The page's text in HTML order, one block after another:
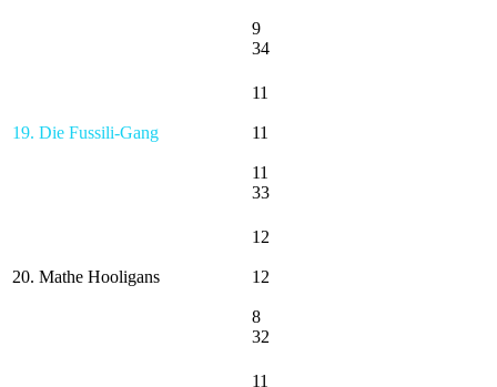
9
34
19. Die Fussili-Gang
11
11
11
33
20. Mathe Hooligans
12
12
8
32
11